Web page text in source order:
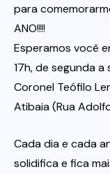
para
ANO!!!!
Esperamos você
17h, de segunda
Coronel Teófilo
Atibaia (Rua
Cada dia e cada
solidifica e fica